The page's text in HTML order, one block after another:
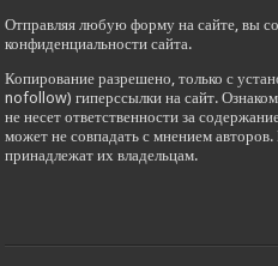
Отправляя любую форму на сайте, вы
конфиденциальности сайта.
Копирование разрешено, только с
nofollow) гиперссылки на сайт.
не несет ответственности за
может не совпадать с мнением
принадлежат их владельцам.